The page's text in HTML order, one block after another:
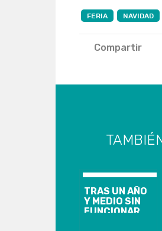
FERIA NAVIDAD
Compartir
TRAS UN AÑO
Y MEDIO SIN
FUNCIONAR